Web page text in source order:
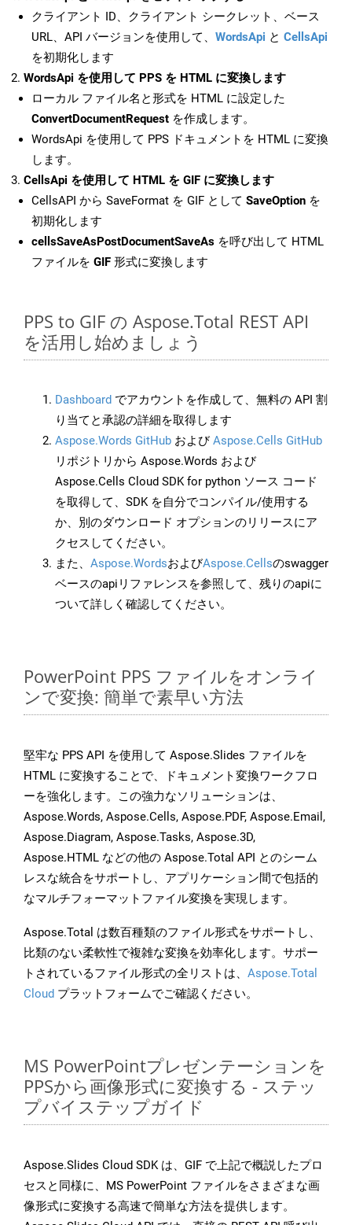
クライアント ID、クライアント シークレット、ベース
URL、API バージョンを使用して、 WordsApi と CellsApi
を初期化します
WordsApi を使用して PPS を HTML に変換します
ローカル ファイル名と形式を HTML に設定した
ConvertDocumentRequest を作成します。
WordsApi を使用して PPS ドキュメントを HTML に変換
します。
CellsApi を使用して HTML を GIF に変換します
CellsAPI から SaveFormat を GIF として SaveOption を
初期化します
cellsSaveAsPostDocumentSaveAs を呼び出して HTML
ファイルを GIF 形式に変換します
PPS to GIF の Aspose.Total REST API
を活用し始めましょう
Dashboard でアカウントを作成して、無料の API 割
り当てと承認の詳細を取得します
Aspose.Words GitHub およびAspose.Cells GitHub
リポジトリから Aspose.Words および
Aspose.Cells Cloud SDK for python ソース コード
を取得して、SDK を自分でコンパイル/使用する
か、別のダウンロード オプションのリリースにア
クセスしてください。
また、 Aspose.WordsおよびAspose.Cellsのswagger
ベースのapiリファレンスを参照して、残りのapiに
ついて詳しく確認してください。
PowerPoint PPS ファイルをオンライ
ンで変換: 簡単で素早い方法
堅牢な PPS API を使用して Aspose.Slides ファイルを
HTML に変換することで、ドキュメント変換ワークフロ
ーを強化します。この強力なソリューションは、
Aspose.Words, Aspose.Cells, Aspose.PDF, Aspose.Email,
Aspose.Diagram, Aspose.Tasks, Aspose.3D,
Aspose.HTML などの他の Aspose.Total API とのシーム
レスな統合をサポートし、アプリケーション間で包括的
なマルチフォーマットファイル変換を実現します。
Aspose.Total は数百種類のファイル形式をサポートし、
比類のない柔軟性で複雑な変換を効率化します。サポー
トされているファイル形式の全リストは、 Aspose.Total
Cloud プラットフォームでご確認ください。
MS PowerPointプレゼンテーションを
PPSから画像形式に変換する - ステッ
プバイステップガイド
Aspose.Slides Cloud SDK は、GIF で上記で概説したプロ
セスと同様に、MS PowerPoint ファイルをさまざまな画
像形式に変換する高速で簡単な方法を提供します。